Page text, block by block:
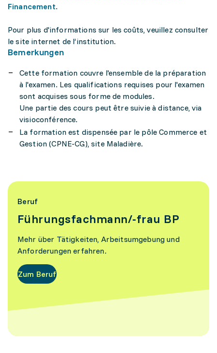
Financement.
Pour plus d'informations sur les coûts, veuillez consulter
le site internet de l’institution.
Bemerkungen
Cette formation couvre l'ensemble de la préparation
à l'examen. Les qualifications requises pour l'examen
sont acquises sous forme de modules.
Une partie des cours peut être suivie à distance, via
visioconférence.
La formation est dispensée par le pôle Commerce et
Gestion (CPNE-CG), site Maladière.
Beruf
Führungsfachmann/-frau BP
Mehr über Tätigkeiten, Arbeitsumgebung und
Anforderungen erfahren.
Zum Beruf